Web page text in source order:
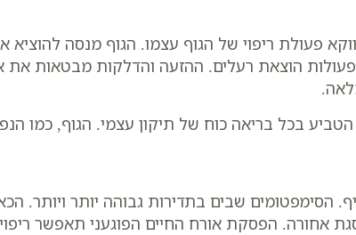
פעולת ריפוי של הגוף עצמו. הגוף מנסה
הוצאת רעלים. ההזעה והדלקות מבטאות את
בכל בריאה כוח של תיקון עצמי. הגוף, כמו
שבים בתדירות גבוהה יותר ויותר.
אחורה. הפסקת אורח החיים הפוגעני תאפשר